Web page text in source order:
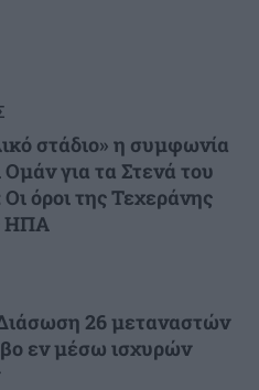
στάδιο» η συμφωνία
Ομάν για τα Στενά του
όροι της Τεχεράνης
ΗΠΑ
26 μεταναστών
εν μέσω ισχυρών